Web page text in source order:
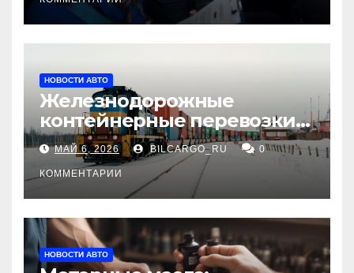
НОВОСТИ АВТО
Железнодорожные
контейнерные перевозки
из Китая в Россию:
маршруты, сроки и
требования
МАЙ 6, 2026 BILCARGO_RU 0
КОММЕНТАРИИ
НОВОСТИ АВТО